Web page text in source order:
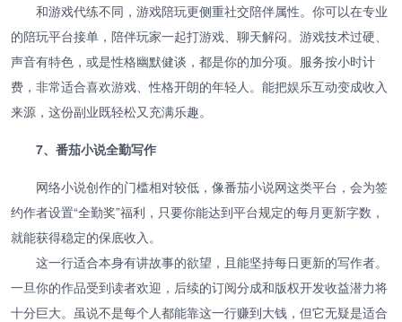
和游戏代练不同，游戏陪玩更侧重社交陪伴属性。你可以在专业
的陪玩平台接单，陪伴玩家一起打游戏、聊天解闷。游戏技术过硬、
声音有特色，或是性格幽默健谈，都是你的加分项。服务按小时计
费，非常适合喜欢游戏、性格开朗的年轻人。能把娱乐互动变成收入
来源，这份副业既轻松又充满乐趣。
7、番茄小说全勤写作
网络小说创作的门槛相对较低，像番茄小说网这类平台，会为签
约作者设置“全勤奖”福利，只要你能达到平台规定的每月更新字数，
就能获得稳定的保底收入。
这一行适合本身有讲故事的欲望，且能坚持每日更新的写作者。
一旦你的作品受到读者欢迎，后续的订阅分成和版权开发收益潜力将
十分巨大。虽说不是每个人都能靠这一行赚到大钱，但它无疑是适合